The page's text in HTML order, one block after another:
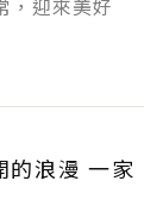
，迎來美好
的浪漫 一家